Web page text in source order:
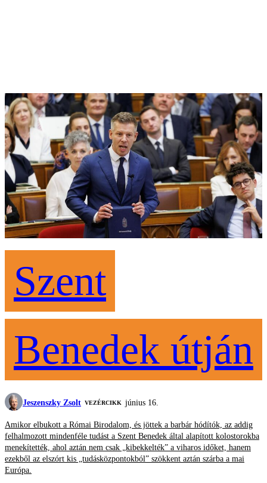
Szent
Benedek útján
Jeszenszky Zsolt VEZÉRCIKK június 16.
Amikor elbukott a Római Birodalom, és jöttek a barbár hódítók, az addig
felhalmozott mindenféle tudást a Szent Benedek által alapított kolostorokba
menekítették, ahol aztán nem csak „kibekkelték” a viharos időket, hanem
ezekből az elszórt kis „tudásközpontokból” szökkent aztán szárba a mai
Európa.